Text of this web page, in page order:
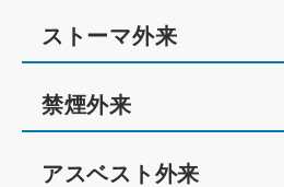
ストーマ外来
禁煙外来
アスベスト外来